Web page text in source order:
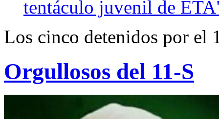
tentáculo juvenil de
Los cinco detenidos por el
Orgullosos del 11-S